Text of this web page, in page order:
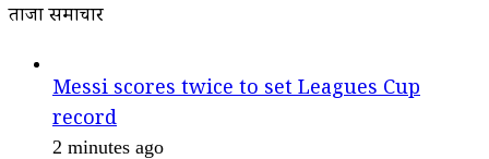
ताजा समाचार
Messi scores twice to set Leagues Cup
record
2 minutes ago